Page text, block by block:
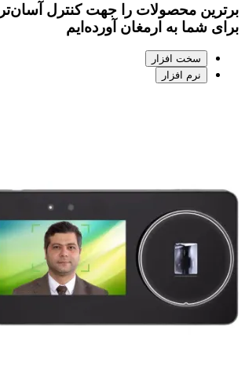
محصولات را جهت کنترل آسان‌تر
شما به ارمغان آورده‌ایم
سخت افزار
نرم افزار